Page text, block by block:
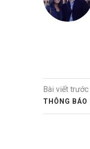
Bài viết
THÔNG